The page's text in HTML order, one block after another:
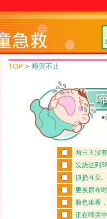
TOP > 啼哭不止
●
两三天没
发烧达到
抓挠耳朵
更换尿布
脸色难看
正在啼哭